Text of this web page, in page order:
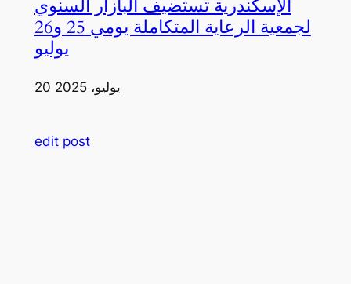
الإسكندرية تستضيف البازار السنوي
لجمعية الرعاية المتكاملة يومي 25 و26
يوليو
20 يوليو، 2025
edit post